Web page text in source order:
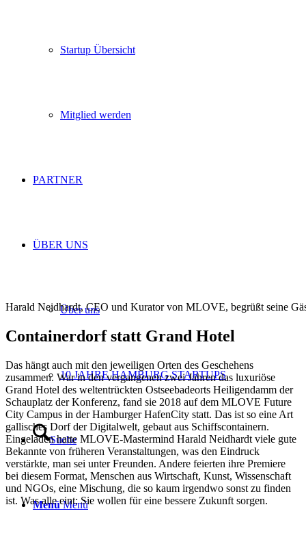
Startup Übersicht
Mitglied werden
PARTNER
ÜBER UNS
Über uns
10 JAHRE HAMBURG STARTUPS
Suche
Menü Menü
Harald Neidhardt, CEO und Kurator von MLOVE, begrüßt seine
Containerdorf statt Grand Hotel
Das hängt auch mit den jeweiligen Orten des Geschehens
zusammen. War in den vergangenen zwei Jahren das luxuriöse
Grand Hotel des weltentrückten Ostseebadeorts Heiligendamm der
Schauplatz der Konferenz, fand sie 2018 auf dem MLOVE Future
City Campus in der Hamburger HafenCity statt. Das ist so eine Art
gallisches Dorf der Digitalwelt, gebaut aus Schiffscontainern.
Eingeladen hatte MLOVE-Mastermind Harald Neidhardt viele gute
Bekannte von früheren Veranstaltungen, was den Eindruck
verstärkte, man sei unter Freunden. Andere feierten ihre Premiere
bei diesem Format, Menschen aus Wirtschaft, Kunst, Wissenschaft
und NGOs, eine Mischung, die so kaum irgendwo sonst zu finden
ist. Was alle eint: Sie wollen für eine bessere Zukunft sorgen.